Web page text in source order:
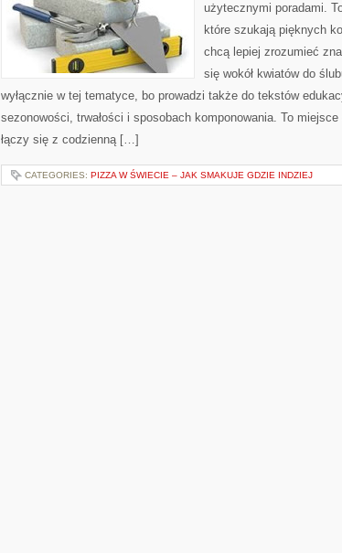
użytecznymi poradami.
które szukają pięknych
chcą lepiej zrozumieć
się wokół kwiatów do
wyłącznie w tej tematyce, bo prowadzi także do tekstów
sezonowości, trwałości i sposobach komponowania. To
łączy się z codzienną […]
CATEGORIES: PIZZA W ŚWIECIE – JAK SMAKUJE GDZIE INDZIEJ